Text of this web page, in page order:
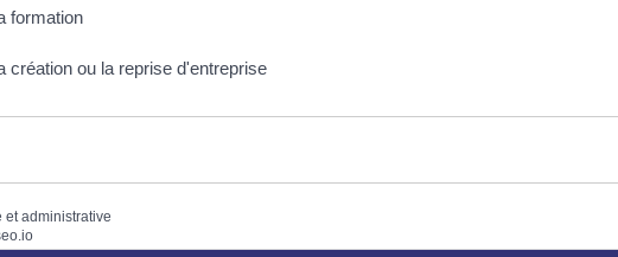
formation
création ou la reprise d'entreprise
et administrative